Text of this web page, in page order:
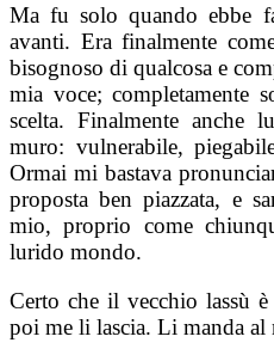
Ma fu solo quando ebbe
avanti. Era finalmente
bisognoso di qualcosa e
mia voce; completamente
scelta. Finalmente anche
muro: vulnerabile,
Ormai mi bastava
proposta ben piazzata, e
mio, proprio come
lurido mondo.
Certo che il vecchio lassù
poi me li lascia. Li manda al